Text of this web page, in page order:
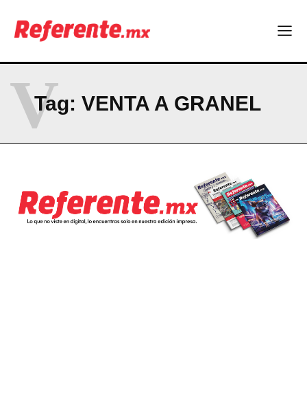
Company
ABOUT
CONTACT
PRIVACY POLICY
Tag: VENTA A GRANEL
V